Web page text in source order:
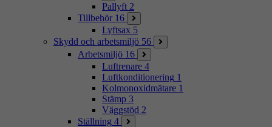
Pallyft 2
Tillbehör 16
Lyftsax 5
Skydd och arbetsmiljö 56
Arbetsmiljö 16
Luftrenare 4
Luftkonditionering 1
Kolmonoxidmätare 1
Stämp 3
Väggstöd 2
Ställning 4